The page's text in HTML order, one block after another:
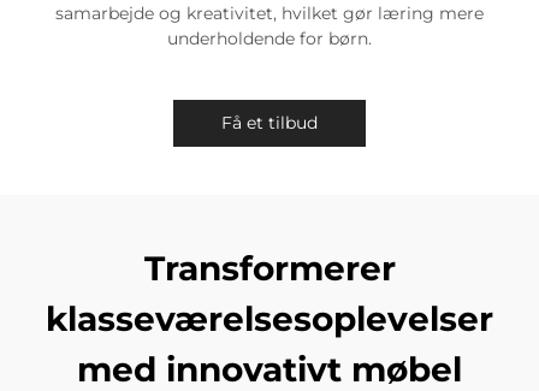
samarbejde og kreativitet, hvilket gør læring mere
underholdende for børn.
Få et tilbud
Transformerer
klasseværelsesoplevelser
med innovativt møbel